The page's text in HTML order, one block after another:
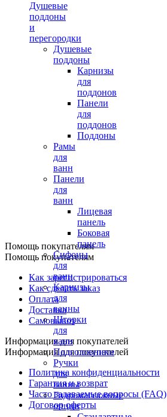
Душевые
поддоны
и
перегородки
Душевые
поддоны
Карнизы
для
поддонов
Панели
для
поддонов
Поддоны
Рамы
для
ванн
Панели
для
ванн
Лицевая
панель
Боковая
панель
Сифоны
для
ванн
Карнизы
для
ванны
Шторки
для
ванн
Подголовники
Ручки
для
ванны
Гидромассажные
опции
Помощь покупателям
Помощь покупателям
Как зарегистрироваться
Как сделать заказ
Оплата
Доставка
Самовывоз
Информация для покупателей
Информация для покупателей
Политика конфиденциальности
Гарантия и возврат
Часто задаваемые вопросы (FAQ)
Договор оферты